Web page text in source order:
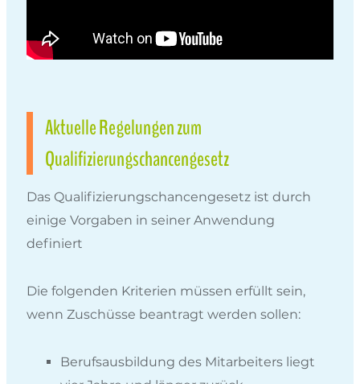
Aktuelle Regelungen zum
Qualifizierungschancengesetz
Das Qualifizierungschancengesetz ist durch
einige Vorgaben in seiner Anwendung
definiert
Die folgenden Kriterien müssen erfüllt sein,
wenn Zuschüsse beantragt werden sollen:
Berufsausbildung des Mitarbeiters liegt